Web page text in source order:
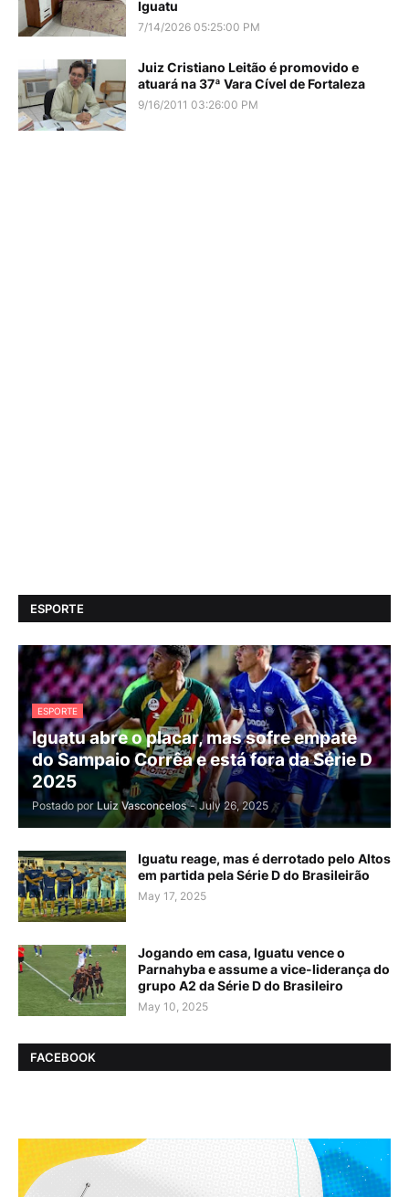
Iguatu
7/14/2026 05:25:00 PM
Juiz Cristiano Leitão é promovido e
atuará na 37ª Vara Cível de Fortaleza
9/16/2011 03:26:00 PM
ESPORTE
ESPORTE
Iguatu abre o placar, mas sofre empate
do Sampaio Corrêa e está fora da Série D
2025
Postado por Luiz Vasconcelos - July 26, 2025
Iguatu reage, mas é derrotado pelo Altos
em partida pela Série D do Brasileirão
May 17, 2025
Jogando em casa, Iguatu vence o
Parnahyba e assume a vice-liderança do
grupo A2 da Série D do Brasileiro
May 10, 2025
FACEBOOK